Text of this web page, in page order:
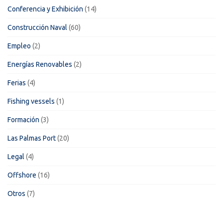
Conferencia y Exhibición (14)
Construcción Naval (60)
Empleo (2)
Energías Renovables (2)
Ferias (4)
Fishing vessels (1)
Formación (3)
Las Palmas Port(20)
Legal (4)
Offshore (16)
Otros (7)